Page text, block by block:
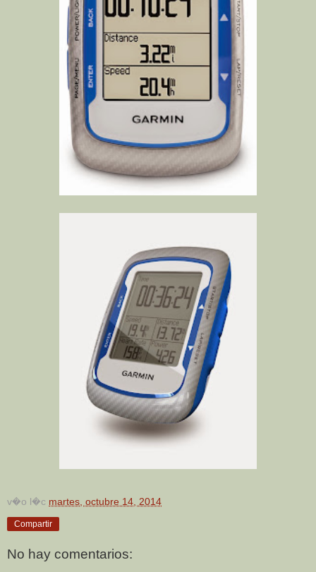
v�o l�c martes, octubre 14, 2014
Compartir
No hay comentarios: